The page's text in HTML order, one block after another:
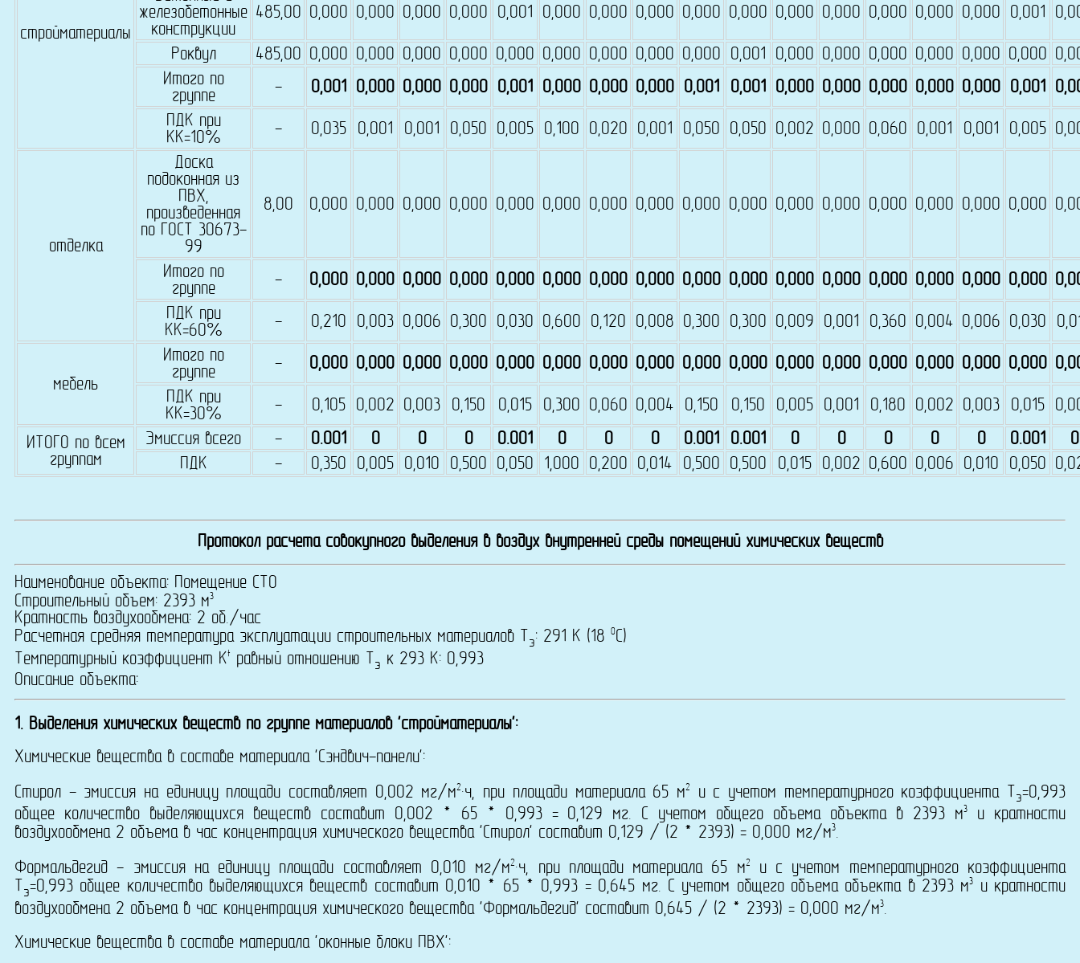
стройматериалы
железобетонные
конструкции
485,00 0,000 0,000 0,000 0,000 0,001 0,000 0,000 0,000 0,000 0,000 0,000 0,000 0,000 0,000 0,000 0,001
Роквул 485,00 0,000 0,000 0,000 0,000 0,000 0,000 0,000 0,000 0,000 0,001 0,000 0,000 0,000 0,000 0,000 0,000
Итого по
группе
- 0,001 0,000 0,000 0,000 0,001 0,000 0,000 0,000 0,001 0,001 0,000 0,000 0,000 0,000 0,000 0,001
ПДК при
КК=10%
- 0,035 0,001 0,001 0,050 0,005 0,100 0,020 0,001 0,050 0,050 0,002 0,000 0,060 0,001 0,001 0,005
отделка
Доска
подоконная из
ПВХ,
произведенная
по ГОСТ 30673-
99
8,00 0,000 0,000 0,000 0,000 0,000 0,000 0,000 0,000 0,000 0,000 0,000 0,000 0,000 0,000 0,000 0,000
Итого по
группе
- 0,000 0,000 0,000 0,000 0,000 0,000 0,000 0,000 0,000 0,000 0,000 0,000 0,000 0,000 0,000 0,000
ПДК при
КК=60%
- 0,210 0,003 0,006 0,300 0,030 0,600 0,120 0,008 0,300 0,300 0,009 0,001 0,360 0,004 0,006 0,030
мебель
Итого по
группе
- 0,000 0,000 0,000 0,000 0,000 0,000 0,000 0,000 0,000 0,000 0,000 0,000 0,000 0,000 0,000 0,000
ПДК при
КК=30%
- 0,105 0,002 0,003 0,150 0,015 0,300 0,060 0,004 0,150 0,150 0,005 0,001 0,180 0,002 0,003 0,015
ИТОГО по всем
группам
Эмиссия всего - 0.001 0 0 0 0.001 0 0 0 0.001 0.001 0 0 0 0 0 0.001
0
ПДК
- 0,350 0,005 0,010 0,500 0,050 1,000 0,200 0,014 0,500 0,500 0,015 0,002 0,600 0,006 0,010 0,050
Протокол расчета совокупного выделения в воздух внутренней среды помещений химических веществ
Наименование объекта: Помещение СТО
Строительный объем: 2393 м3
Кратность воздухообмена: 2 об./час
Расчетная средняя температура эксплуатации строительных материалов Т э: 291 K (18 0C)
Температурный коэффициент Kt равный отношению T э к 293 К: 0,993
Описание объекта:
1. Выделения химических веществ по группе материалов 'стройматериалы':
Химические вещества в составе материала 'Сэндвич-панели':
Стирол - эмиссия на единицу площади составляет 0,002 мг/м2·ч, при площади материала 65 м2 и с учетом температурного коэффициента T э=0,993
общее количество выделяющихся веществ составит 0,002 * 65 * 0,993 = 0,129 мг. С учетом общего объема объекта в 2393 м3
и кратности
воздухообмена 2 объема в час концентрация химического вещества 'Стирол' составит 0,129 / (2 * 2393) = 0,000 мг/м3.
Формальдегид - эмиссия на единицу площади составляет 0,010 мг/м2·ч, при площади материала 65 м2
и с учетом температурного коэффициента
T э=0,993 общее количество выделяющихся веществ составит 0,010 * 65 * 0,993 = 0,645 мг. С учетом общего объема объекта в 2393 м3
и кратности
воздухообмена 2 объема в час концентрация химического вещества 'Формальдегид' составит 0,645 / (2 * 2393) = 0,000 мг/м3.
Химические вещества в составе материала 'оконные блоки ПВХ':